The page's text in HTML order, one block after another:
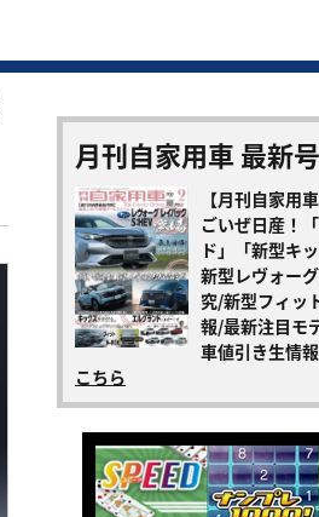
月刊自家用車 最新号
【月刊自家用
ごいぜ日産！
ド」「新型キ
新型レヴォー
究/新型フィッ
報/最新注目モ
車値引き生情
こちら